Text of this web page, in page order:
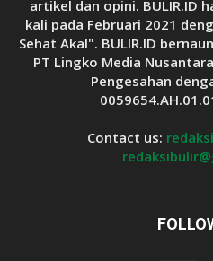
artikel dan opini. BULIR.ID
kali pada Februari 2021
Sehat Akal". BULIR.ID
PT Lingko Media
Pengesahan
Contact us: